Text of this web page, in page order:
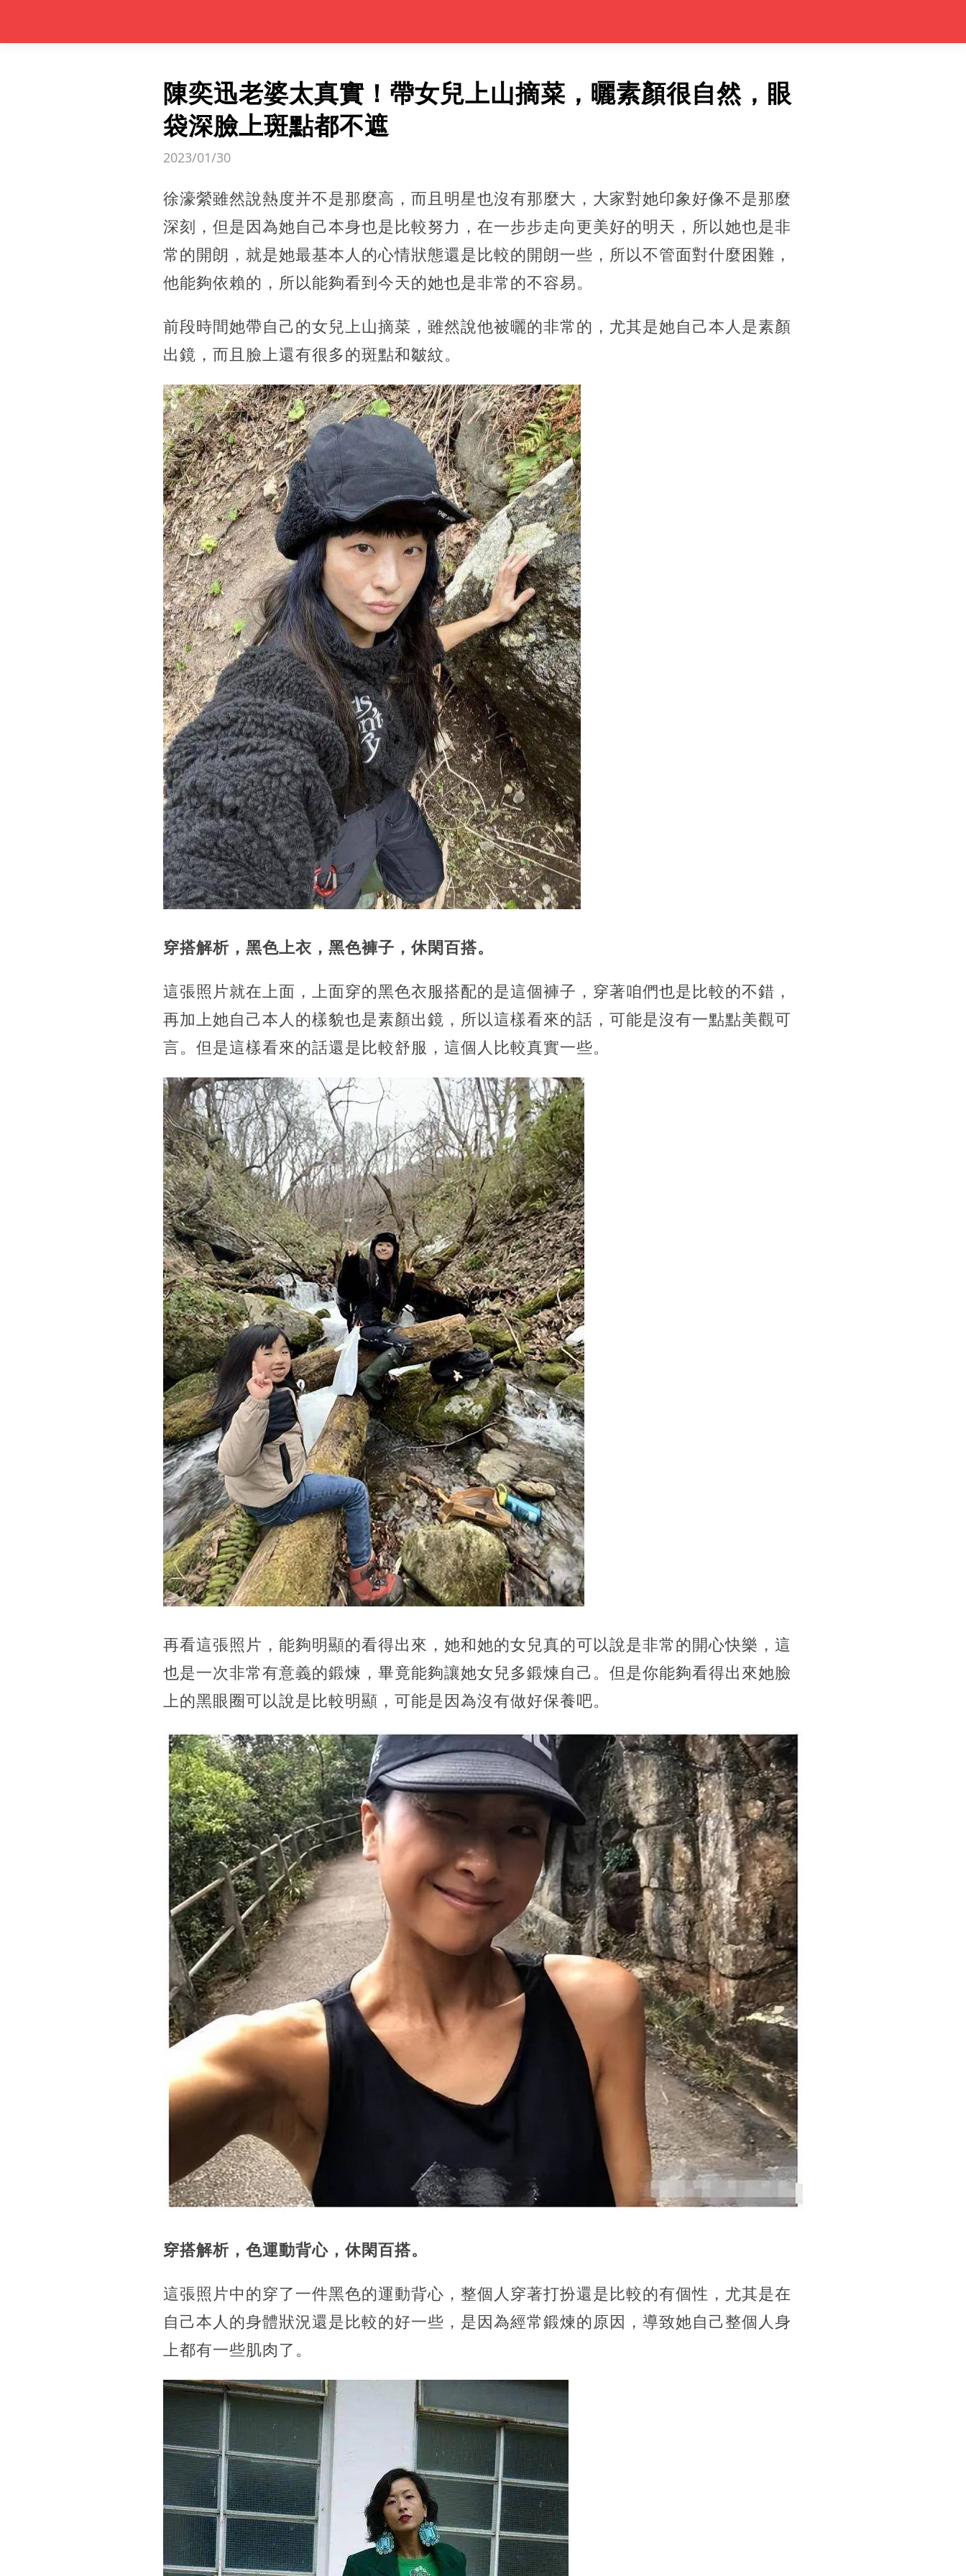
陳奕迅老婆太真實！帶女兒上山摘菜，曬素顏很自然，眼
袋深臉上斑點都不遮
2023/01/30
徐濠縈雖然說熱度并不是那麼高，而且明星也沒有那麼大，大家對她印象好像不是那麼
深刻，但是因為她自己本身也是比較努力，在一步步走向更美好的明天，所以她也是非
常的開朗，就是她最基本人的心情狀態還是比較的開朗一些，所以不管面對什麼困難，
他能夠依賴的，所以能夠看到今天的她也是非常的不容易。
前段時間她帶自己的女兒上山摘菜，雖然說他被曬的非常的，尤其是她自己本人是素顏
出鏡，而且臉上還有很多的斑點和皺紋。
穿搭解析，黑色上衣，黑色褲子，休閑百搭。
這張照片就在上面，上面穿的黑色衣服搭配的是這個褲子，穿著咱們也是比較的不錯，
再加上她自己本人的樣貌也是素顏出鏡，所以這樣看來的話，可能是沒有一點點美觀可
言。但是這樣看來的話還是比較舒服，這個人比較真實一些。
再看這張照片，能夠明顯的看得出來，她和她的女兒真的可以說是非常的開心快樂，這
也是一次非常有意義的鍛煉，畢竟能夠讓她女兒多鍛煉自己。但是你能夠看得出來她臉
上的黑眼圈可以說是比較明顯，可能是因為沒有做好保養吧。
穿搭解析，色運動背心，休閑百搭。
這張照片中的穿了一件黑色的運動背心，整個人穿著打扮還是比較的有個性，尤其是在
自己本人的身體狀況還是比較的好一些，是因為經常鍛煉的原因，導致她自己整個人身
上都有一些肌肉了。